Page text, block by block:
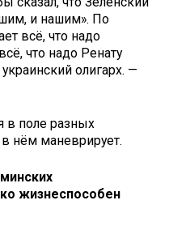
и нашим». По
всё, что надо
что надо Ренату
олигарх. —
в поле разных
нём маневрирует.
жизнеспособен